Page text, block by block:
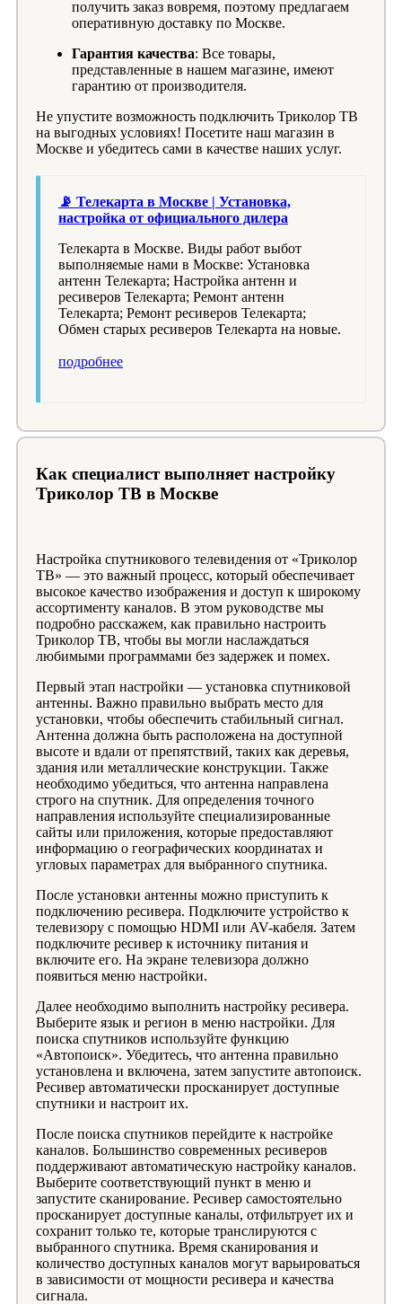
получить заказ вовремя, поэтому предлагаем
оперативную доставку по Москве.
Гарантия качества: Все товары,
представленные в нашем магазине, имеют
гарантию от производителя.
Не упустите возможность подключить Триколор ТВ
на выгодных условиях! Посетите наш магазин в
Москве и убедитесь сами в качестве наших услуг.
📡 Телекарта в Москве | Установка,
настройка от официального дилера
Телекарта в Москве. Виды работ выбот
выполняемые нами в Москве: Установка
антенн Телекарта; Настройка антенн и
ресиверов Телекарта; Ремонт антенн
Телекарта; Ремонт ресиверов Телекарта;
Обмен старых ресиверов Телекарта на новые.
подробнее
Как специалист выполняет настройку
Триколор ТВ в Москве
Настройка спутникового телевидения от «Триколор
ТВ» — это важный процесс, который обеспечивает
высокое качество изображения и доступ к широкому
ассортименту каналов. В этом руководстве мы
подробно расскажем, как правильно настроить
Триколор ТВ, чтобы вы могли наслаждаться
любимыми программами без задержек и помех.
Первый этап настройки — установка спутниковой
антенны. Важно правильно выбрать место для
установки, чтобы обеспечить стабильный сигнал.
Антенна должна быть расположена на доступной
высоте и вдали от препятствий, таких как деревья,
здания или металлические конструкции. Также
необходимо убедиться, что антенна направлена
строго на спутник. Для определения точного
направления используйте специализированные
сайты или приложения, которые предоставляют
информацию о географических координатах и
угловых параметрах для выбранного спутника.
После установки антенны можно приступить к
подключению ресивера. Подключите устройство к
телевизору с помощью HDMI или AV-кабеля. Затем
подключите ресивер к источнику питания и
включите его. На экране телевизора должно
появиться меню настройки.
Далее необходимо выполнить настройку ресивера.
Выберите язык и регион в меню настройки. Для
поиска спутников используйте функцию
«Автопоиск». Убедитесь, что антенна правильно
установлена и включена, затем запустите автопоиск.
Ресивер автоматически просканирует доступные
спутники и настроит их.
После поиска спутников перейдите к настройке
каналов. Большинство современных ресиверов
поддерживают автоматическую настройку каналов.
Выберите соответствующий пункт в меню и
запустите сканирование. Ресивер самостоятельно
просканирует доступные каналы, отфильтрует их и
сохранит только те, которые транслируются с
выбранного спутника. Время сканирования и
количество доступных каналов могут варьироваться
в зависимости от мощности ресивера и качества
сигнала.